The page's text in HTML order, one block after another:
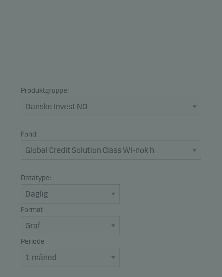
Produktgruppe:
Fond:
Datatype:
Format
Periode